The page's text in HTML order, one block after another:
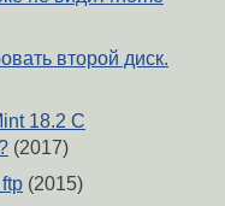
второй диск.
18.2 С
(2017)
(2015)